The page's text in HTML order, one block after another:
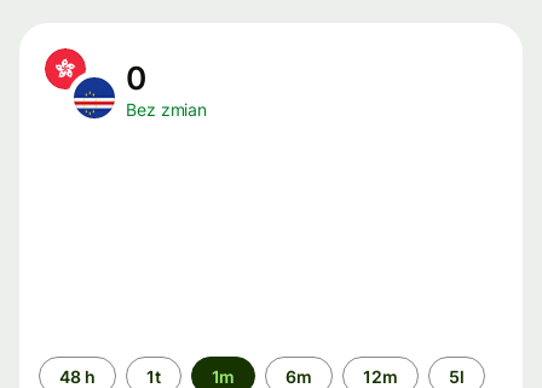
0
Bez zmian
Przedział
48 h 1t 1m 6m 12m 5l